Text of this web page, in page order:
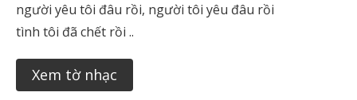
người yêu tôi đâu rồi, người tôi yêu đâu rồi
tình tôi đã chết rồi ..
Xem tờ nhạc